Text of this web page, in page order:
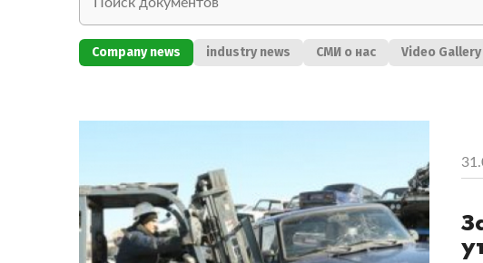
Company news industry news СМИ о нас Video Gallery